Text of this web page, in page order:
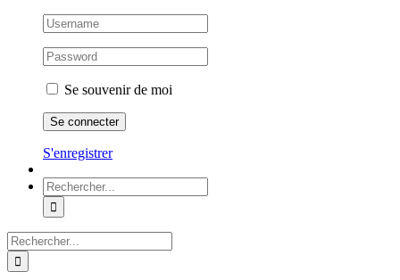
Se souvenir de moi
S'enregistrer
Rechercher:
Rechercher: